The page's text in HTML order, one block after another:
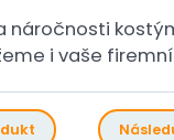
náročnosti
i vaše